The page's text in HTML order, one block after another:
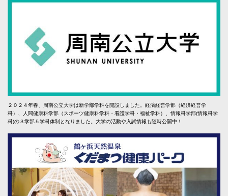
２０２４年春、周南公立大学は新学部学科を開設しました。経済経営学部（経済経営学
科）、人間健康科学部（スポーツ健康科学科・看護学科・福祉学科）、情報科学部(情報科学
科)の３学部５学科体制となりました。大学の活動や入試情報も随時公開中！